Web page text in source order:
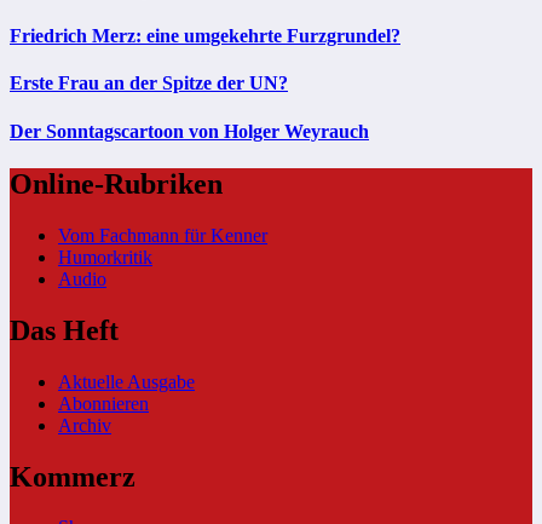
Friedrich Merz: eine umgekehrte Furzgrundel?
Erste Frau an der Spitze der UN?
Der Sonntagscartoon von Holger Weyrauch
Online-Rubriken
Vom Fachmann für Kenner
Humorkritik
Audio
Das Heft
Aktuelle Ausgabe
Abonnieren
Archiv
Kommerz